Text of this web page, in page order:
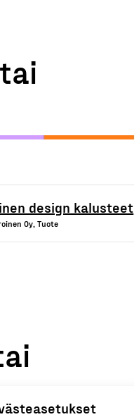
design kalusteet
Oy, Tuote